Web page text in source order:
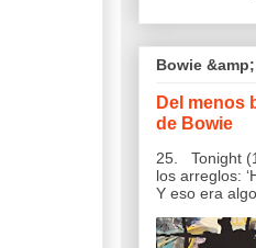
Bowie
Del menos
de Bowie
25. Tonight
los arreglos:
Y eso era